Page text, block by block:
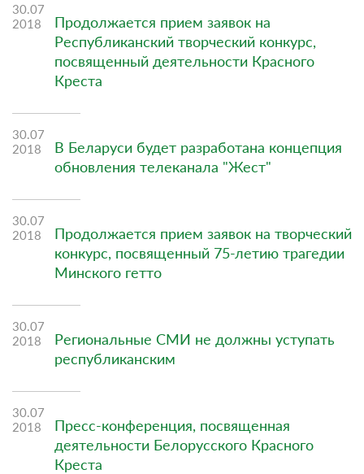
30.07
2018
Продолжается прием заявок на
Республиканский творческий конкурс,
посвященный деятельности Красного
Креста
30.07
2018
В Беларуси будет разработана концепция
обновления телеканала "Жест"
30.07
2018
Продолжается прием заявок на творческий
конкурс, посвященный 75-летию трагедии
Минского гетто
30.07
2018
Региональные СМИ не должны уступать
республиканским
30.07
2018
Пресс-конференция, посвященная
деятельности Белорусского Красного
Креста